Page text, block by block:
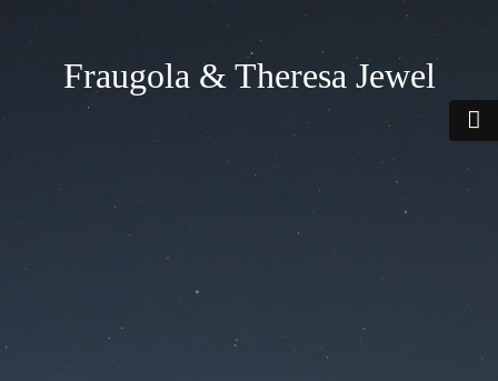
Fraugola & Theresa Jewel